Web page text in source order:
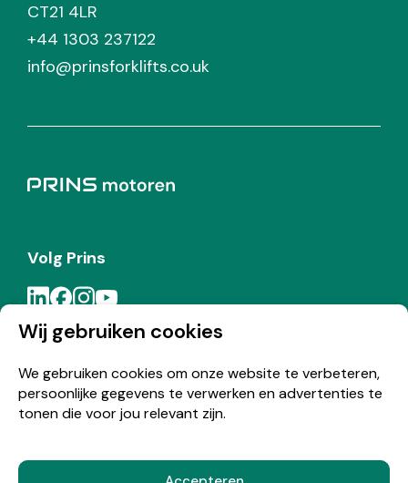
Wij gebruiken cookies
We gebruiken cookies om onze website te verbeteren,
persoonlijke gegevens te verwerken en advertenties te
tonen die voor jou relevant zijn.
CT21 4LR
+44 1303 237122
info@prinsforklifts.co.uk
Volg Prins
Meld je aan voor de Prins nieuwsbrief